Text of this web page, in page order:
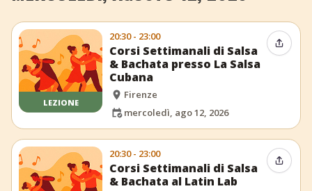
LEZIONE
20:30 - 23:00
Corsi Settimanali di Salsa
& Bachata presso La Salsa
Cubana
Firenze
mercoledì, ago 12, 2026
20:30 - 23:00
Corsi Settimanali di Salsa
& Bachata al Latin Lab